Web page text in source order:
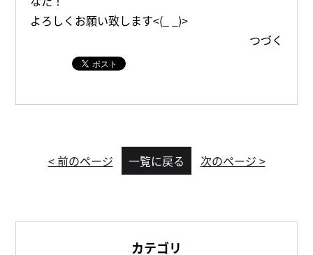
よろしくお願い致します<(_ _)>
つづく
< 前のページ 一覧に戻る 次のページ >
カテゴリ